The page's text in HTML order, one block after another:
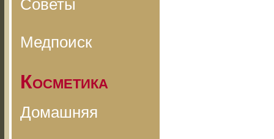
Советы
Медпоиск
Косметика
Домашняя